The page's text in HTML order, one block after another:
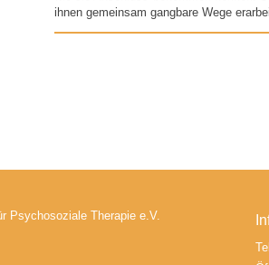
ihnen gemeinsam gangbare Wege
Psychosoziale Therapie e.V.